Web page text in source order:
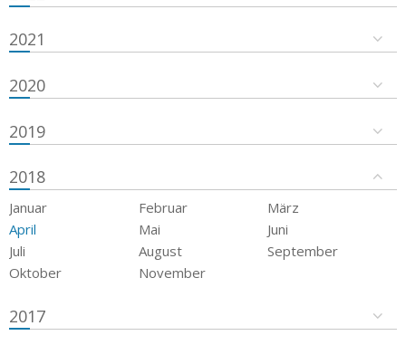
2021
2020
2019
2018
Januar Februar
März
April
Mai
Juni
Juli
August
September
Oktober
November
2017